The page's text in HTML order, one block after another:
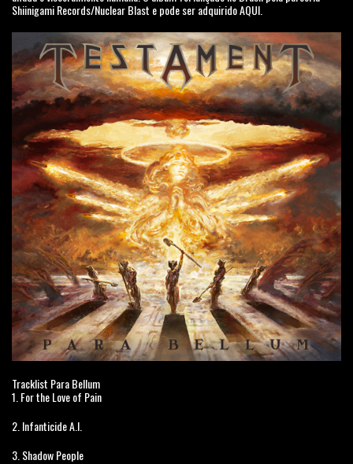
Shiinigami Records/Nuclear Blast e pode ser adquirido AQUI.
Tracklist Para Bellum
1. For the Love of Pain
2. Infanticide A.I.
3. Shadow People